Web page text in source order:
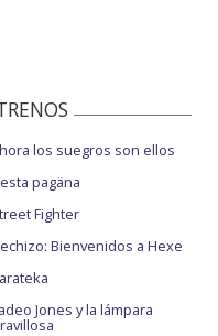
los suegros son ellos
pagäna
Fighter
Bienvenidos a Hexe
Jones y la lámpara